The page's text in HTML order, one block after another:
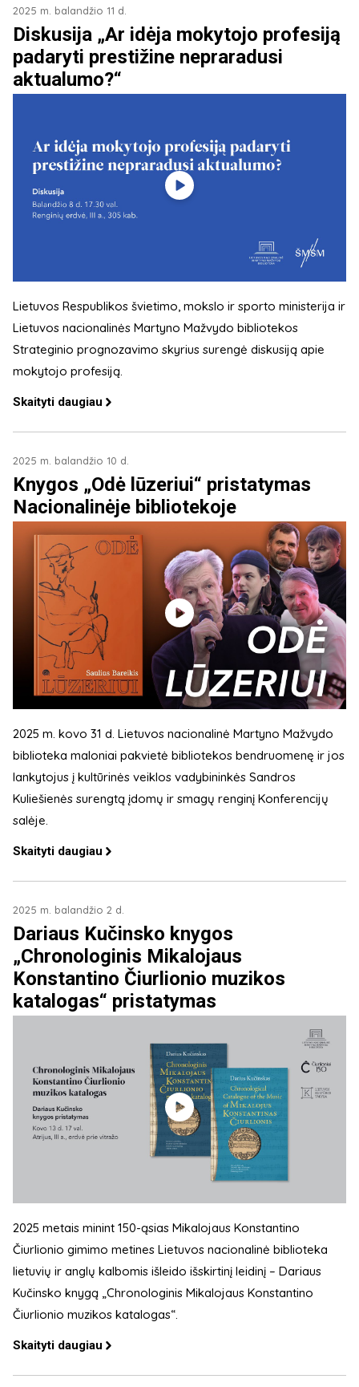
2025 m. balandžio 11 d.
Diskusija „Ar idėja mokytojo profesiją
padaryti prestižine nepraradusi
aktualumo?“
Lietuvos Respublikos švietimo, mokslo ir sporto ministerija ir
Lietuvos nacionalinės Martyno Mažvydo bibliotekos
Strateginio prognozavimo skyrius surengė diskusiją apie
mokytojo profesiją.
Skaityti daugiau
2025 m. balandžio 10 d.
Knygos „Odė lūzeriui“ pristatymas
Nacionalinėje bibliotekoje
2025 m. kovo 31 d. Lietuvos nacionalinė Martyno Mažvydo
biblioteka maloniai pakvietė bibliotekos bendruomenę ir jos
lankytojus į kultūrinės veiklos vadybininkės Sandros
Kuliešienės surengtą įdomų ir smagų renginį Konferencijų
salėje.
Skaityti daugiau
2025 m. balandžio 2 d.
Dariaus Kučinsko knygos
„Chronologinis Mikalojaus
Konstantino Čiurlionio muzikos
katalogas“ pristatymas
2025 metais minint 150-ąsias Mikalojaus Konstantino
Čiurlionio gimimo metines Lietuvos nacionalinė biblioteka
lietuvių ir anglų kalbomis išleido išskirtinį leidinį – Dariaus
Kučinsko knygą „Chronologinis Mikalojaus Konstantino
Čiurlionio muzikos katalogas“.
Skaityti daugiau